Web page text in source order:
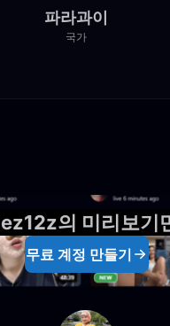
파라과이
국가
의 미리보기
무료 계정 만들기